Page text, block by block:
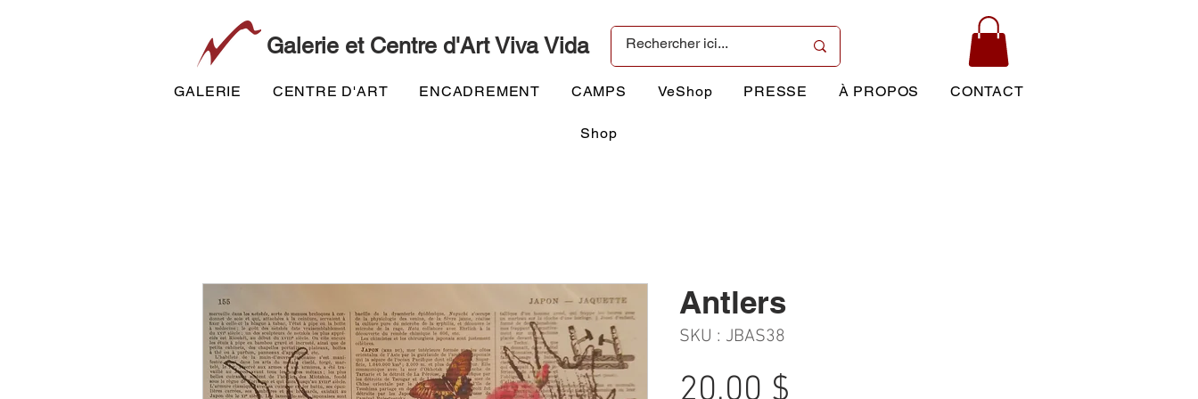
Galerie et Centre d'Art Viva Vida
GALERIE CENTRE D'ART ENCADREMENT CAMPS VeShop PRESSE À PROPOS CONTACT
Shop
Antlers
SKU : JBAS38